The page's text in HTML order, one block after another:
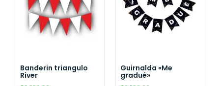
Banderin triangulo
River
Guirnalda «Me
gradué»